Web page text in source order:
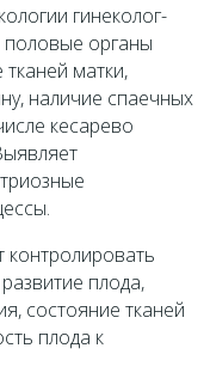
гинеколог-
половые органы
матки,
наличие спаечных
кесарево
плода,
состояние тканей
плода к